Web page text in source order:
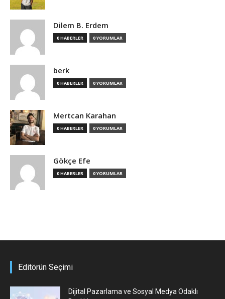
Dilem B. Erdem
0 HABERLER 0 YORUMLAR
berk
0 HABERLER 0 YORUMLAR
Mertcan Karahan
0 HABERLER 0 YORUMLAR
Gökçe Efe
0 HABERLER 0 YORUMLAR
Editörün Seçimi
Dijital Pazarlama ve Sosyal Medya Odaklı